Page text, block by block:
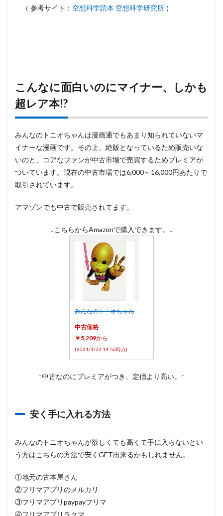
（ 参考サイト： 空想科学読本 空想科学研究所 ）
こんなに面白いのにマイナー、しかも
超レア本!?
みんなのトニオちゃんは漫画通でもあまり知られていないマ
イナーな漫画です。その上、絶版となっているため販売いな
いのと、コアなファンが中古市場で売買するためプレミアが
ついています。現在の中古市場では6,000～16,000円あたりで
取引されています。
アマゾンでも中古で販売されてます。
↓こちらからAmazonで購入できます。↓
みんなのトニオちゃん
中古価格
￥5,209から
(2021/1/23 14:56時点)
↑中古なのにプレミアがつき、定価より高い。↑
安く手に入れる方法
みんなのトニオちゃんが欲しくても高くて手に入らないとい
う方はこちらの方法で安くGET出来るかもしれません。
①地元の古本屋さん
②フリマアプリのメルカリ
③フリマアプリpaypayフリマ
④フリマアプリラクマ